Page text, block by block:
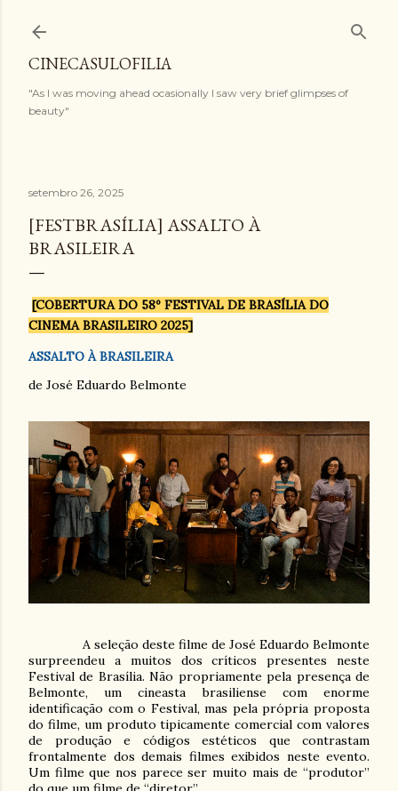
CINECASULOFILIA
"As I was moving ahead ocasionally I saw very brief glimpses of
beauty"
setembro 26, 2025
[FESTBRASÍLIA] ASSALTO À
BRASILEIRA
[COBERTURA DO 58º FESTIVAL DE BRASÍLIA DO
CINEMA BRASILEIRO 2025]
ASSALTO À BRASILEIRA
de José Eduardo Belmonte
A seleção deste filme de José Eduardo Belmonte
surpreendeu a muitos dos críticos presentes neste
Festival de Brasília. Não propriamente pela presença de
Belmonte, um cineasta brasiliense com enorme
identificação com o Festival, mas pela própria proposta
do filme, um produto tipicamente comercial com valores
de produção e códigos estéticos que contrastam
frontalmente dos demais filmes exibidos neste evento.
Um filme que nos parece ser muito mais de “produtor”